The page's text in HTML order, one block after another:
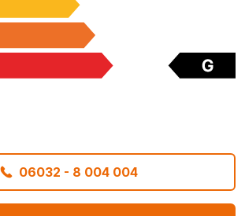
06032 - 8 004 004